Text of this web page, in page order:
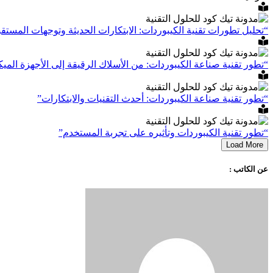
“تحليل تطورات تقنية الكيبوردات: الابتكارات الحديثة وتوجهات
“تطور تقنية صناعة الكيبوردات: من الأسلاك الرقيقة إلى الأجهزة
“تطور تقنية صناعة الكيبوردات: أحدث التقنيات والابتكارات”
“تطور تقنية الكيبوردات وتأثيره على تجربة المستخدم”
Load More
عن الكاتب :